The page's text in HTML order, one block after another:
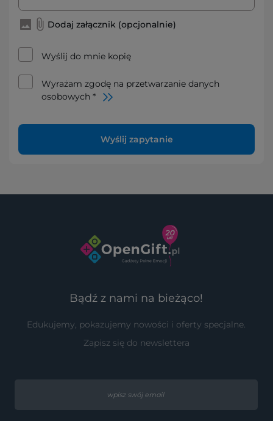
Dodaj załącznik (opcjonalnie)
Wyślij do mnie kopię
Wyrażam zgodę na przetwarzanie danych
osobowych *
Wyślij zapytanie
Bądź z nami na bieżąco!
Edukujemy, pokazujemy nowości i oferty specjalne.
Zapisz się do newslettera